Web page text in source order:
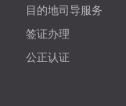
目的地司导服务
签证办理
公正认证